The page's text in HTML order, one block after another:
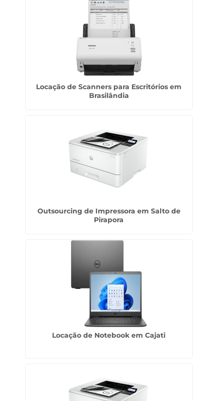
Locação de Scanners para Escritórios em
Brasilândia
Outsourcing de Impressora em Salto de
Pirapora
Locação de Notebook em Cajati